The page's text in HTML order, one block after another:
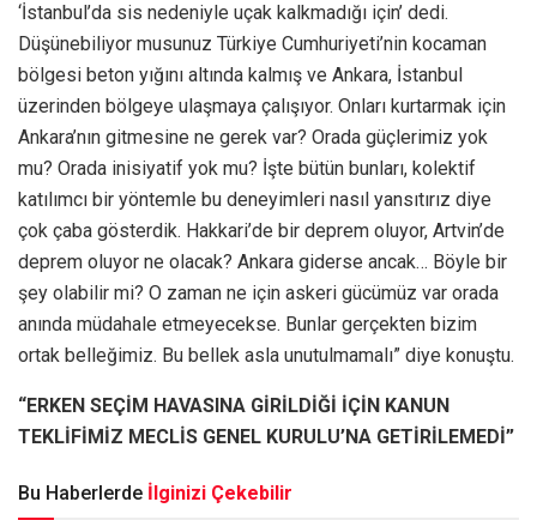
‘İstanbul’da sis nedeniyle uçak kalkmadığı için’ dedi.
Düşünebiliyor musunuz Türkiye Cumhuriyeti’nin kocaman
bölgesi beton yığını altında kalmış ve Ankara, İstanbul
üzerinden bölgeye ulaşmaya çalışıyor. Onları kurtarmak için
Ankara’nın gitmesine ne gerek var? Orada güçlerimiz yok
mu? Orada inisiyatif yok mu? İşte bütün bunları, kolektif
katılımcı bir yöntemle bu deneyimleri nasıl yansıtırız diye
çok çaba gösterdik. Hakkari’de bir deprem oluyor, Artvin’de
deprem oluyor ne olacak? Ankara giderse ancak… Böyle bir
şey olabilir mi? O zaman ne için askeri gücümüz var orada
anında müdahale etmeyecekse. Bunlar gerçekten bizim
ortak belleğimiz. Bu bellek asla unutulmamalı” diye konuştu.
“ERKEN SEÇİM HAVASINA GİRİLDİĞİ İÇİN KANUN
TEKLİFİMİZ MECLİS GENEL KURULU’NA GETİRİLEMEDİ”
Bu Haberlerde İlginizi Çekebilir